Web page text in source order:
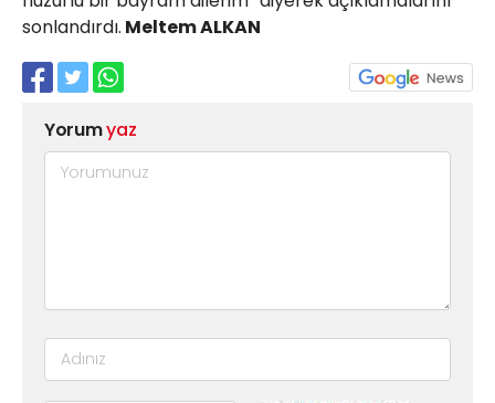
sonlandırdı. Meltem ALKAN
Yorumyaz